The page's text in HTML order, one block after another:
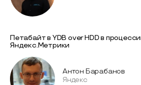
Петабайт в YDB over HDD в
Яндекс.Метрики
Антон Барабанов
Яндекс